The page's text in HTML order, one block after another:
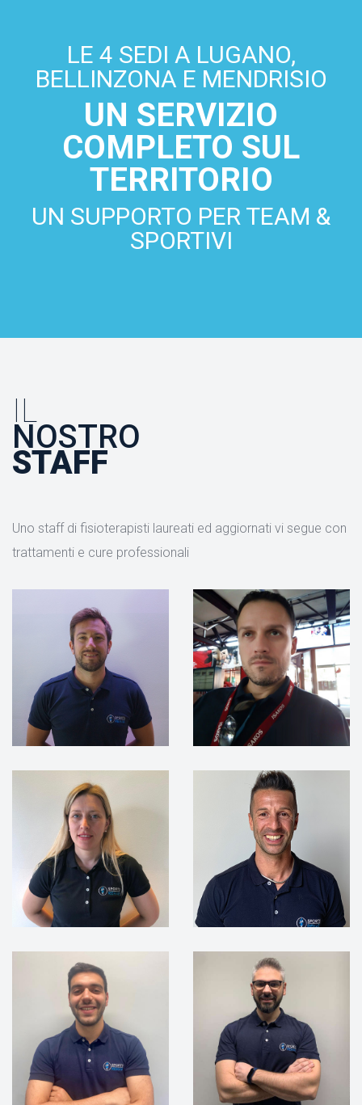
LE 4 SEDI A LUGANO,
BELLINZONA E MENDRISIO
UN SERVIZIO
COMPLETO SUL
TERRITORIO
UN SUPPORTO PER TEAM &
SPORTIVI
IL
NOSTRO
STAFF
Uno staff di fisioterapisti laureati ed aggiornati vi segue con
trattamenti e cure professionali